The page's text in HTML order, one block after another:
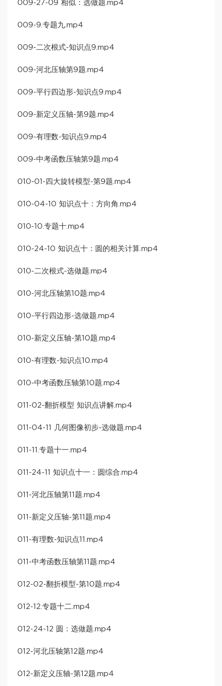
009-27-09 相似：选做题.mp4
009-9.专题九.mp4
009-二次根式-知识点9.mp4
009-河北压轴第9题.mp4
009-平行四边形-知识点9.mp4
009-新定义压轴-第9题.mp4
009-有理数-知识点9.mp4
009-中考函数压轴第9题.mp4
010-01-四大旋转模型-第9题.mp4
010-04-10 知识点十：方向角.mp4
010-10.专题十.mp4
010-24-10 知识点十：圆的相关计算.mp4
010-二次根式-选做题.mp4
010-河北压轴第10题.mp4
010-平行四边形-选做题.mp4
010-新定义压轴-第10题.mp4
010-有理数-知识点10.mp4
010-中考函数压轴第10题.mp4
011-02-翻折模型 知识点讲解.mp4
011-04-11 几何图像初步-选做题.mp4
011-11.专题十一.mp4
011-24-11 知识点十一：圆综合.mp4
011-河北压轴第11题.mp4
011-新定义压轴-第11题.mp4
011-有理数-知识点11.mp4
011-中考函数压轴第11题.mp4
012-02-翻折模型-第10题.mp4
012-12.专题十二.mp4
012-24-12 圆：选做题.mp4
012-河北压轴第12题.mp4
012-新定义压轴-第12题.mp4